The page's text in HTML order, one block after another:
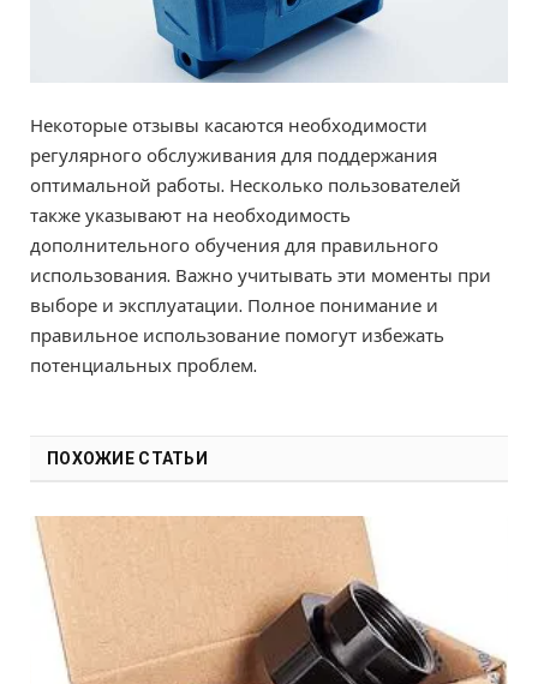
Некоторые отзывы касаются необходимости
регулярного обслуживания для поддержания
оптимальной работы. Несколько пользователей
также указывают на необходимость
дополнительного обучения для правильного
использования. Важно учитывать эти моменты при
выборе и эксплуатации. Полное понимание и
правильное использование помогут избежать
потенциальных проблем.
ПОХОЖИЕ СТАТЬИ